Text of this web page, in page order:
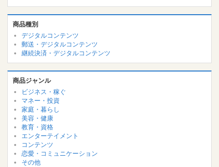
商品種別
デジタルコンテンツ
郵送・デジタルコンテンツ
継続決済・デジタルコンテンツ
商品ジャンル
ビジネス・稼ぐ
マネー・投資
家庭・暮らし
美容・健康
教育・資格
エンターテイメント
コンテンツ
恋愛・コミュニケーション
その他